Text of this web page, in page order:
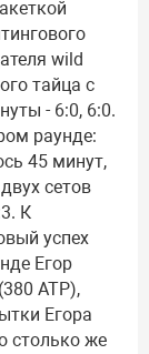
wild
тайца с
- 6:0, 6:0.
раунде:
45 минут,
сетов
К
успех
Егор
АТР),
Егора
столько же